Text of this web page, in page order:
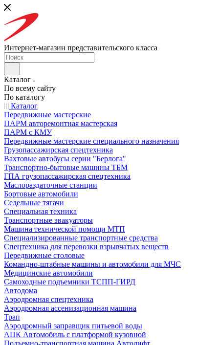
Интернет-магазин представительского класса
Каталог
По всему сайту
По каталогу
Каталог
Передвижные мастерские
ПАРМ авторемонтная мастерская
ПАРМ с КМУ
Передвижные мастерские специального назначения
Грузопассажирская спецтехника
Вахтовые автобусы серии "Берлога"
Транспортно-бытовые машины ТБМ
ГПА грузопассажирская спецтехника
Маслораздаточные станции
Бортовые автомобили
Седельные тягачи
Специальная техника
Транспортные эвакуаторы
Машина технической помощи МТП
Специализированные транспортные средства
Спецтехника для перевозки взрывчатых веществ
Передвижные столовые
Командно-штабные машины и автомобили для МЧС
Медицинские автомобили
Самоходные подъемники ТСПП-ГИРД
Автодома
Аэродромная спецтехника
Аэродромная ассенизационная машина
Трап
Аэродромный заправщик питьевой воды
АПК Автомобиль с платформой кузовной
Подъемно-транспортная машина Автолифт